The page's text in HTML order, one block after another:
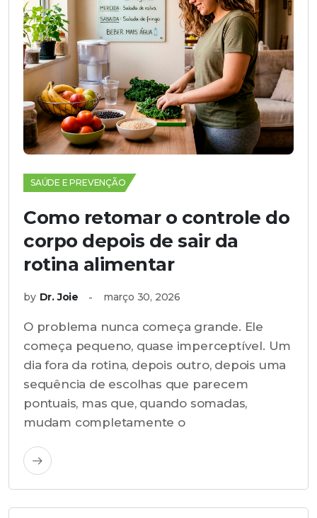
SAÚDE E PREVENÇÃO
Como retomar o controle do
corpo depois de sair da
rotina alimentar
by Dr. Joie março 30, 2026
O problema nunca começa grande. Ele
começa pequeno, quase imperceptível. Um
dia fora da rotina, depois outro, depois uma
sequência de escolhas que parecem
pontuais, mas que, quando somadas,
mudam completamente o